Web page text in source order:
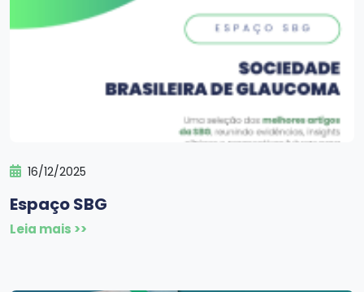
16/12/2025
Espaço SBG
Leia mais >>